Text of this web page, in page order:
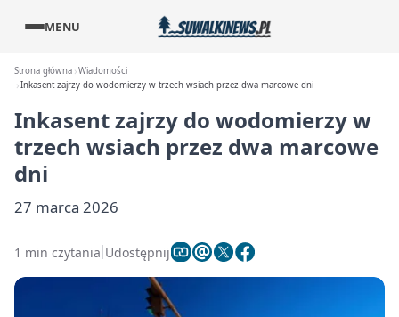
MENU
Strona główna Wiadomości
Inkasent zajrzy do wodomierzy w trzech wsiach przez dwa marcowe dni
Inkasent zajrzy do wodomierzy w
trzech wsiach przez dwa marcowe
dni
27 marca 2026
1 min czytania Udostępnij